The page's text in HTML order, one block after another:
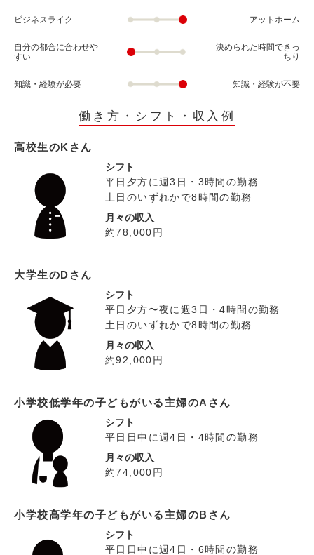
ビジネスライク アットホーム
自分の都合に合わせや
すい
決められた時間できっ
ちり
知識・経験が必要 知識・経験が不要
働き方・シフト・収入例
高校生のKさん
シフト
平日夕方に週3日・3時間の勤務
土日のいずれかで8時間の勤務
月々の収入
約78,000円
大学生のDさん
シフト
平日夕方〜夜に週3日・4時間の勤務
土日のいずれかで8時間の勤務
月々の収入
約92,000円
小学校低学年の子どもがいる主婦のAさん
シフト
平日日中に週4日・4時間の勤務
月々の収入
約74,000円
小学校高学年の子どもがいる主婦のBさん
シフト
平日日中に週4日・6時間の勤務